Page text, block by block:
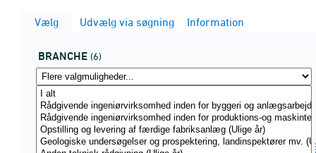
Vælg Udvælg via søgning Information
BRANCHE (6)